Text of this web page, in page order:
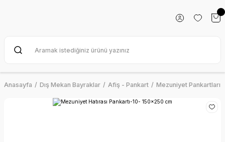
Anasayfa Dış Mekan Bayraklar Afiş - Pankart Mezuniyet Pankartları